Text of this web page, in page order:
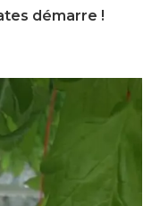
démarre !